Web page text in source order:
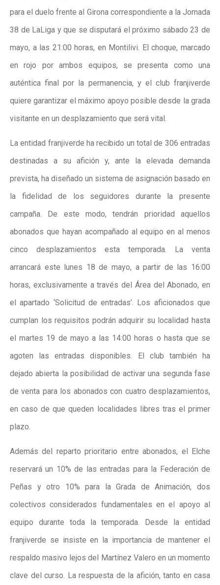
para el duelo frente al Girona correspondiente a la Jornada
38 de LaLiga y que se disputará el próximo sábado 23 de
mayo, a las 21:00 horas, en Montilivi. El choque, marcado
en rojo por ambos equipos, se presenta como una
auténtica final por la permanencia, y el club franjiverde
quiere garantizar el máximo apoyo posible desde la grada
visitante en un desplazamiento que será vital.
La entidad franjiverde ha recibido un total de 306 entradas
destinadas a su afición y, ante la elevada demanda
prevista, ha diseñado un sistema de asignación basado en
la fidelidad de los seguidores durante la presente
campaña. De este modo, tendrán prioridad aquellos
abonados que hayan acompañado al equipo en al menos
cinco desplazamientos esta temporada. La venta
arrancará este lunes 18 de mayo, a partir de las 16:00
horas, exclusivamente a través del Área del Abonado, en
el apartado ‘Solicitud de entradas’. Los aficionados que
cumplan los requisitos podrán adquirir su localidad hasta
el martes 19 de mayo a las 14:00 horas o hasta que se
agoten las entradas disponibles. El club también ha
dejado abierta la posibilidad de activar una segunda fase
de venta para los abonados con cuatro desplazamientos,
en caso de que queden localidades libres tras el primer
plazo.
Además del reparto prioritario entre abonados, el Elche
reservará un 10% de las entradas para la Federación de
Peñas y otro 10% para la Grada de Animación, dos
colectivos considerados fundamentales en el apoyo al
equipo durante toda la temporada. Desde la entidad
franjiverde se insiste en la importancia de mantener el
respaldo masivo lejos del Martínez Valero en un momento
clave del curso. La respuesta de la afición, tanto en casa